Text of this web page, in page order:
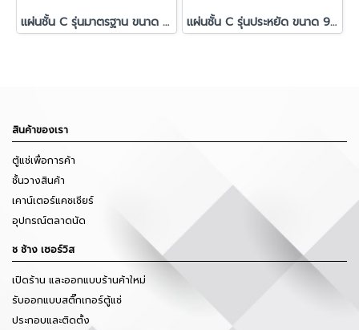
แผ่นชั้น C รุ่นมาตรฐาน ขนาด 90x28 cm. แผ่นชั้น C รุ่นประหยัด ขนาด 90x25 cm.
สินค้าของเรา
ตู้แช่เพื่อการค้า
ชั้นวางสินค้า
เคาน์เตอร์แคชเชียร์
อุปกรณ์ตลาดนัด
ช ช้าง เซอร์วิส
เปิดร้าน และออกแบบร้านค้าใหม่
รับออกแบบสติ๊กเกอร์ตู้แช่
ประกอบและติดตั้ง